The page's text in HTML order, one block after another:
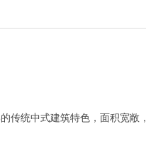
统中式建筑特色，面积宽敞